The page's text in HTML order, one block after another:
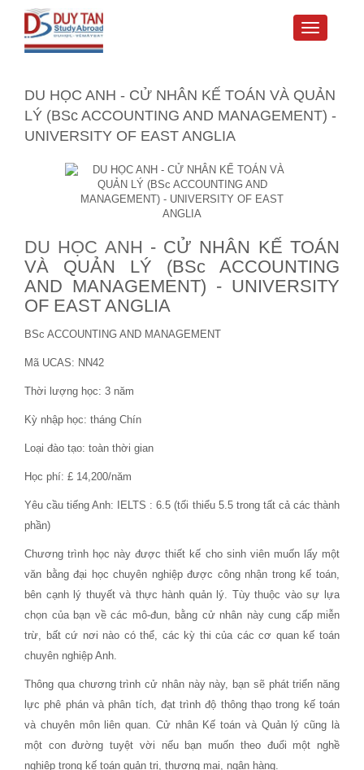
Toggle
DU HỌC ANH - CỬ NHÂN KẾ TOÁN VÀ QUẢN
LÝ (BSc ACCOUNTING AND MANAGEMENT) -
UNIVERSITY OF EAST ANGLIA
DU HỌC ANH - CỬ NHÂN KẾ TOÁN
VÀ QUẢN LÝ (BSc ACCOUNTING
AND MANAGEMENT) - UNIVERSITY
OF EAST ANGLIA
BSc ACCOUNTING AND MANAGEMENT
Mã UCAS: NN42
Thời lượng học: 3 năm
Kỳ nhập học: tháng Chín
Loại đào tạo: toàn thời gian
Học phí: £ 14,200/năm
Yêu cầu tiếng Anh: IELTS : 6.5 (tối thiểu 5.5 trong tất cả các thành
phần)
Chương trình học này được thiết kế cho sinh viên muốn lấy một
văn bằng đại học chuyên nghiệp được công nhận trong kế toán,
bên cạnh lý thuyết và thực hành quản lý. Tùy thuộc vào sự lựa
chọn của bạn về các mô-đun, bằng cử nhân này cung cấp miễn
trừ, bất cứ nơi nào có thể, các kỳ thi của các cơ quan kế toán
chuyên nghiệp Anh.
Thông qua chương trình cử nhân này này, bạn sẽ phát triển năng
lực phê phán và phân tích, đạt trình độ thông thạo trong kế toán
và chuyên môn liên quan. Cử nhân Kế toán và Quản lý cũng là
một con đường tuyệt vời nếu bạn muốn theo đuổi một nghề
nghiệp trong kế toán quản trị, thương mại, ngân hàng.